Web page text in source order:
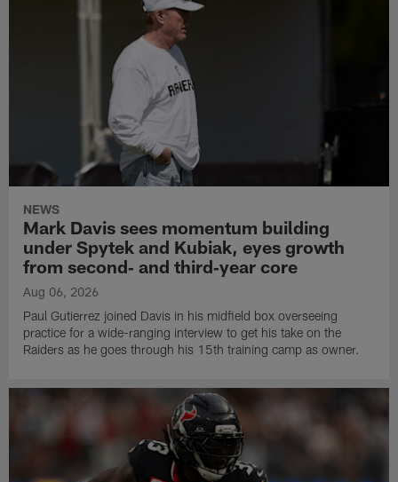
NEWS
Mark Davis sees momentum building
under Spytek and Kubiak, eyes growth
from second‑ and third‑year core
Aug 06, 2026
Paul Gutierrez joined Davis in his midfield box overseeing
practice for a wide-ranging interview to get his take on the
Raiders as he goes through his 15th training camp as owner.